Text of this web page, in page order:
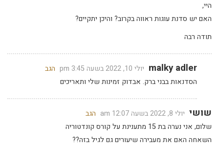
היי,
האם יש סדנת עוגות ראווה בקרוב? והיכן יתקיים?
תודה רבה
malky adler יולי 10, 2022 בשעה 3:45 pm
הגב
הסדנאות בבני ברק. אבדוק זמינות שלי ותאריכים
שושי יולי 8, 2022 בשעה 12:07 am
הגב
שלום, אני נערה בת 15 מתענינת על קורס קונדטוריה
השאחה האם את מעבירה שיעורים גם לגיל בזה??